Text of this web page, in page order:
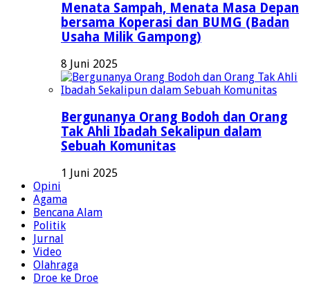
Menata Sampah, Menata Masa Depan
bersama Koperasi dan BUMG (Badan
Usaha Milik Gampong)
8 Juni 2025
Bergunanya Orang Bodoh dan Orang
Tak Ahli Ibadah Sekalipun dalam
Sebuah Komunitas
1 Juni 2025
Opini
Agama
Bencana Alam
Politik
Jurnal
Video
Olahraga
Droe ke Droe